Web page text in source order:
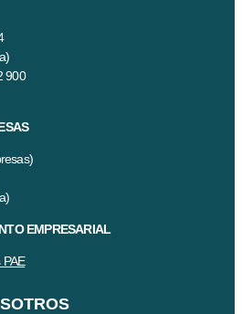
900
EMPRESARIAL